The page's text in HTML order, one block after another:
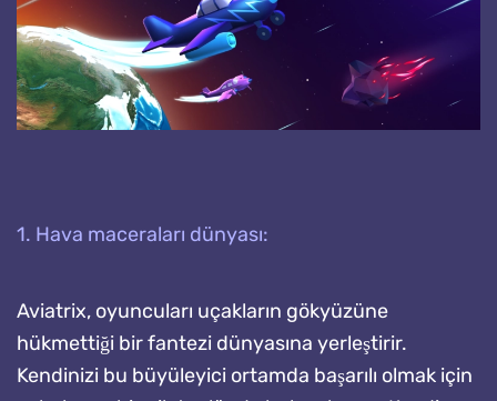
1. Hava maceraları dünyası:
Aviatrix, oyuncuları uçakların gökyüzüne
hükmettiği bir fantezi dünyasına yerleştirir.
Kendinizi bu büyüleyici ortamda başarılı olmak için